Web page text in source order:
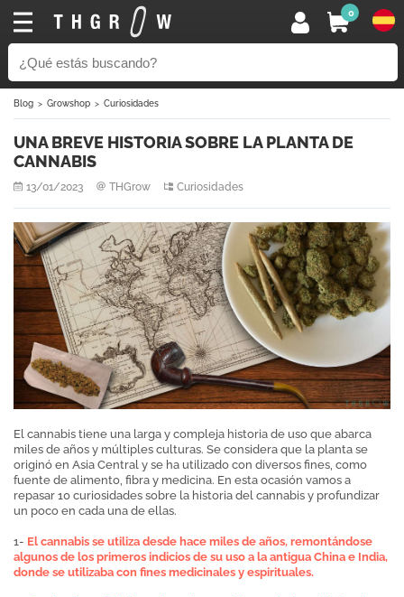
0
Blog Growshop Curiosidades
UNA BREVE HISTORIA SOBRE LA PLANTA DE
CANNABIS
13/01/2023 THGrow Curiosidades
El cannabis tiene una larga y compleja historia de uso que abarca
miles de años y múltiples culturas. Se considera que la planta se
originó en Asia Central y se ha utilizado con diversos fines, como
fuente de alimento, fibra y medicina. En esta ocasión vamos a
repasar 10 curiosidades sobre la historia del cannabis y profundizar
un poco en cada una de ellas.
1- El cannabis se utiliza desde hace miles de años, remontándose
algunos de los primeros indicios de su uso a la antigua China e India,
donde se utilizaba con fines medicinales y espirituales.